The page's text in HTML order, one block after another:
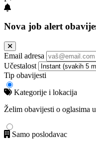
Nova job alert
Email adresa
Učestalost
Tip obavijesti
Kategorije i lokacija
Želim obavijesti o oglasima
Samo poslodavac